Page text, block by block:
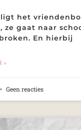
het
ze gaat naar
En hierbij
»
Geen reacties